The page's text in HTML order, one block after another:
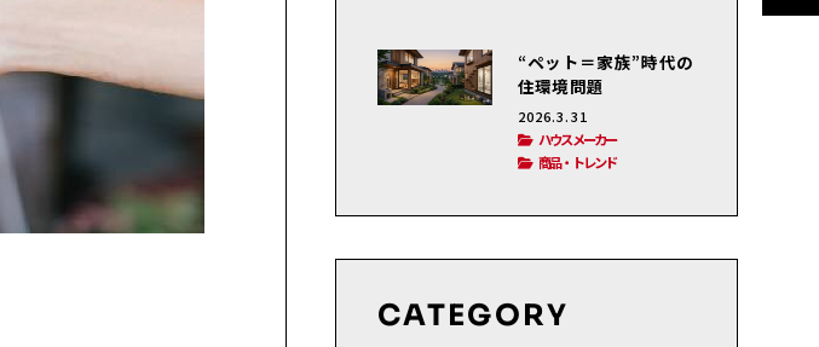
“ペット＝家族”時代の
住環境問題
2026.3.31
ハウスメーカー
商品・トレンド
CATEGORY